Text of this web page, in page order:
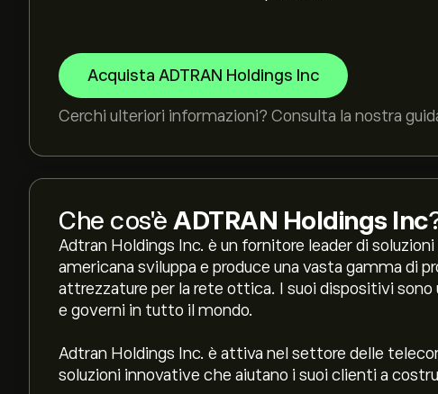
Acquista ADTRAN Holdings Inc
Cerchi ulteriori informazioni? Consulta la nostra
Che cos'è ADTRAN Holdings Inc
Adtran Holdings Inc. è un fornitore leader di
americana sviluppa e produce una vasta gamma di
attrezzature per la rete ottica. I suoi dispositivi
e governi in tutto il mondo.
Adtran Holdings Inc. è attiva nel settore delle
soluzioni innovative che aiutano i suoi clienti a